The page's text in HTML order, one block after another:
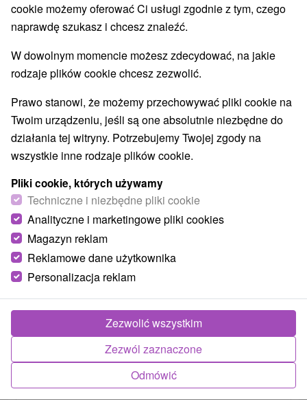
Wybierz lokalizację lub datę
Najlepiej sprzedające
Wsie i miasta
dla dwojga
WSZYSTKO TOP - BESTSELLERY
TIP
od514,02zł
cookie możemy oferować Ci usługi zgodnie z tym, czego
naprawdę szukasz i chcesz znaleźć.
W dowolnym momencie możesz zdecydować, na jakie
rodzaje plików cookie chcesz zezwolić.
Prawo stanowi, że możemy przechowywać pliki cookie na
Twoim urządzeniu, jeśli są one absolutnie niezbędne do
działania tej witryny. Potrzebujemy Twojej zgody na
wszystkie inne rodzaje plików cookie.
Pliki cookie, których używamy
Techniczne i niezbędne pliki cookie
Analityczne i marketingowe pliki cookies
Magazyn reklam
Reklamowe dane użytkownika
Personalizacja reklam
Odmówić
Zezwól zaznaczone
Zezwolić wszystkim